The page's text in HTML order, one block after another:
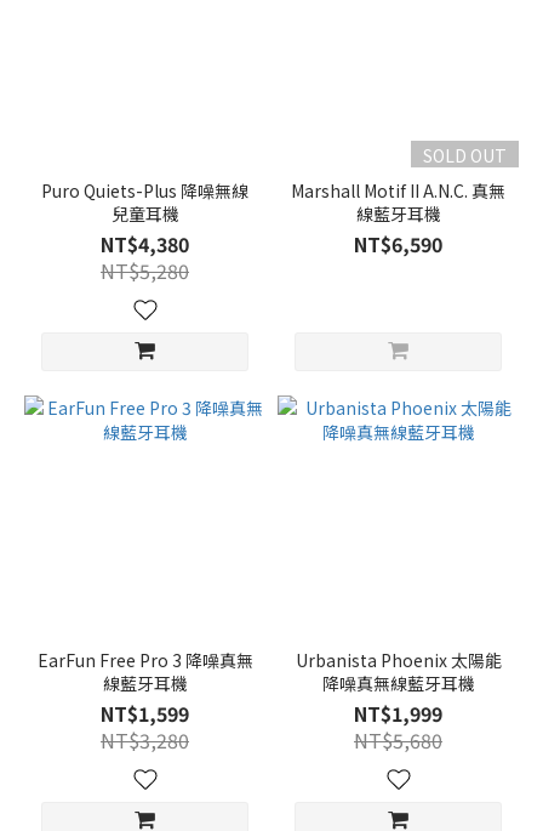
Puro Quiets-Plus 降噪無線
兒童耳機
NT$4,380
NT$5,280
SOLD OUT
Marshall Motif II A.N.C. 真無
線藍牙耳機
NT$6,590
EarFun Free Pro 3 降噪真無
線藍牙耳機
NT$1,599
NT$3,280
Urbanista Phoenix 太陽能
降噪真無線藍牙耳機
NT$1,999
NT$5,680